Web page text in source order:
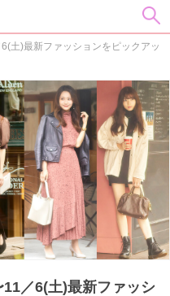
土)最新ファッションをピックアッ
11／6(土)最新ファッシ